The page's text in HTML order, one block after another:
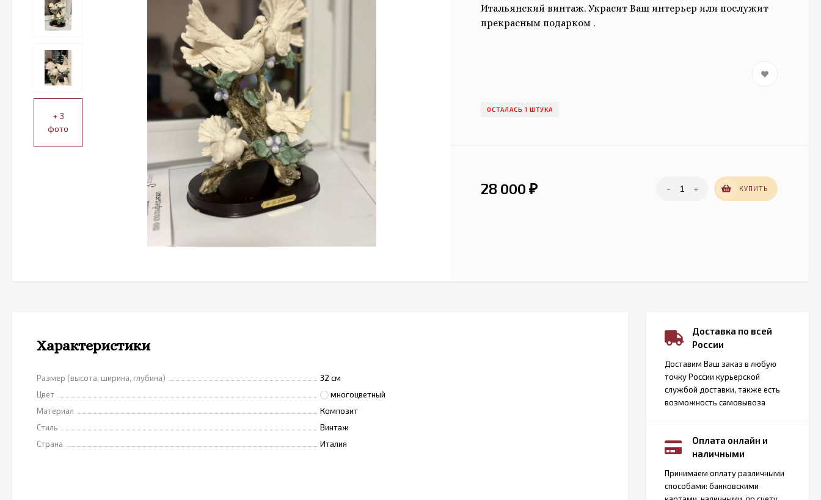
+ 3
фото
Итальянский винтаж. Украсит Ваш интерьер или послужит
прекрасным подарком .
ОСТАЛАСЬ 1 ШТУКА
28 000₽ - + КУПИТЬ
Характеристики
Размер (высота, ширина, глубина)
32 см
Цвет
многоцветный
Материал
Композит
Стиль
Винтаж
Страна
Италия
Доставка по всей
России
Доставим Ваш заказ в любую
точку России курьерской
службой доставки, также есть
возможность самовывоза
Оплата онлайн и
наличными
Принимаем оплату различными
способами: банковскими